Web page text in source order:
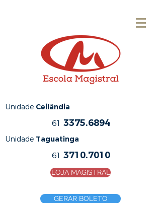
Unidade Ceilândia
61 3375.6894
Unidade Taguatinga
61 3710.7010
LOJA MAGISTRAL
GERAR BOLETO